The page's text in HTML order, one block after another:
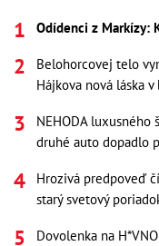
Odídenci z Markízy:
Belohorcovej telo
Hájkova nová láska
NEHODA luxusného
druhé auto dopadlo
Hrozivá predpoveď
starý svetový
Dovolenka na